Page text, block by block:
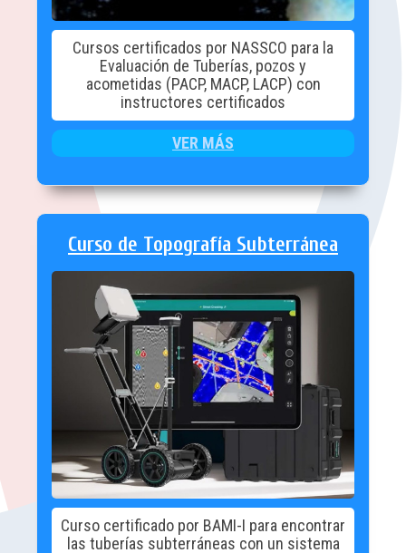
Cursos certificados por NASSCO para la
Evaluación de Tuberías, pozos y
acometidas (PACP, MACP, LACP) con
instructores certificados
VER MÁS
Curso de Topografía Subterránea
Curso certificado por BAMI-I para encontrar
las tuberías subterráneas con un sistema